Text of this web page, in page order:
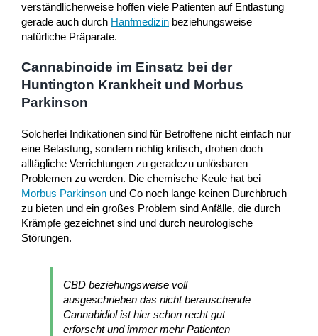
verständlicherweise hoffen viele Patienten auf Entlastung
gerade auch durch Hanfmedizin beziehungsweise
natürliche Präparate.
Cannabinoide im Einsatz bei der
Huntington Krankheit und Morbus
Parkinson
Solcherlei Indikationen sind für Betroffene nicht einfach nur
eine Belastung, sondern richtig kritisch, drohen doch
alltägliche Verrichtungen zu geradezu unlösbaren
Problemen zu werden. Die chemische Keule hat bei
Morbus Parkinson und Co noch lange keinen Durchbruch
zu bieten und ein großes Problem sind Anfälle, die durch
Krämpfe gezeichnet sind und durch neurologische
Störungen.
CBD beziehungsweise voll
ausgeschrieben das nicht berauschende
Cannabidiol ist hier schon recht gut
erforscht und immer mehr Patienten